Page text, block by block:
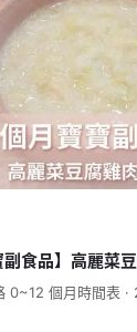
副食品】高麗菜
0~12 個月時間表